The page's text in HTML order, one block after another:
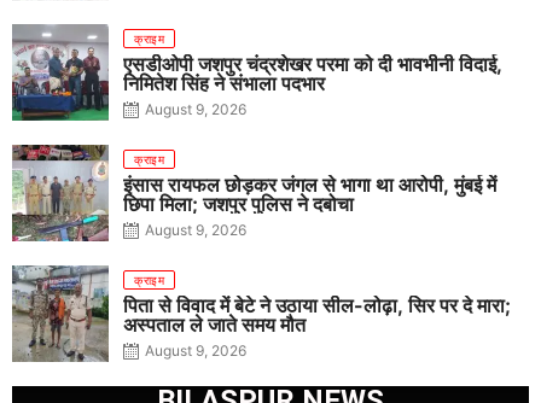
क्राइम
एसडीओपी जशपुर चंद्रशेखर परमा को दी भावभीनी विदाई,
निमितेश सिंह ने संभाला पदभार
August 9, 2026
क्राइम
इंसास रायफल छोड़कर जंगल से भागा था आरोपी, मुंबई में
छिपा मिला; जशपुर पुलिस ने दबोचा
August 9, 2026
क्राइम
पिता से विवाद में बेटे ने उठाया सील-लोढ़ा, सिर पर दे मारा;
अस्पताल ले जाते समय मौत
August 9, 2026